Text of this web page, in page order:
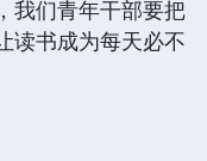
我们青年干部要把
读书成为每天必不